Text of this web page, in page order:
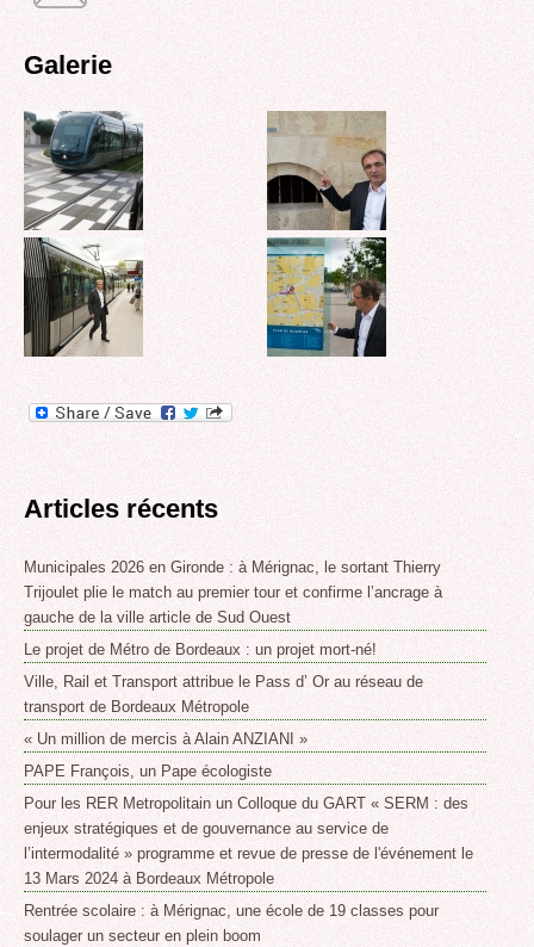
Galerie
Articles récents
Municipales 2026 en Gironde : à Mérignac, le sortant Thierry
Trijoulet plie le match au premier tour et confirme l’ancrage à
gauche de la ville article de Sud Ouest
Le projet de Métro de Bordeaux : un projet mort-né!
Ville, Rail et Transport attribue le Pass d’ Or au réseau de
transport de Bordeaux Métropole
« Un million de mercis à Alain ANZIANI »
PAPE François, un Pape écologiste
Pour les RER Metropolitain un Colloque du GART « SERM : des
enjeux stratégiques et de gouvernance au service de
l’intermodalité » programme et revue de presse de l'événement le
13 Mars 2024 à Bordeaux Métropole
Rentrée scolaire : à Mérignac, une école de 19 classes pour
soulager un secteur en plein boom